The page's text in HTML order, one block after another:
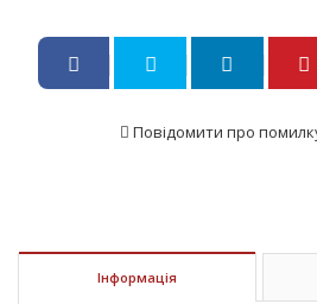
Повідомити про
Інформація